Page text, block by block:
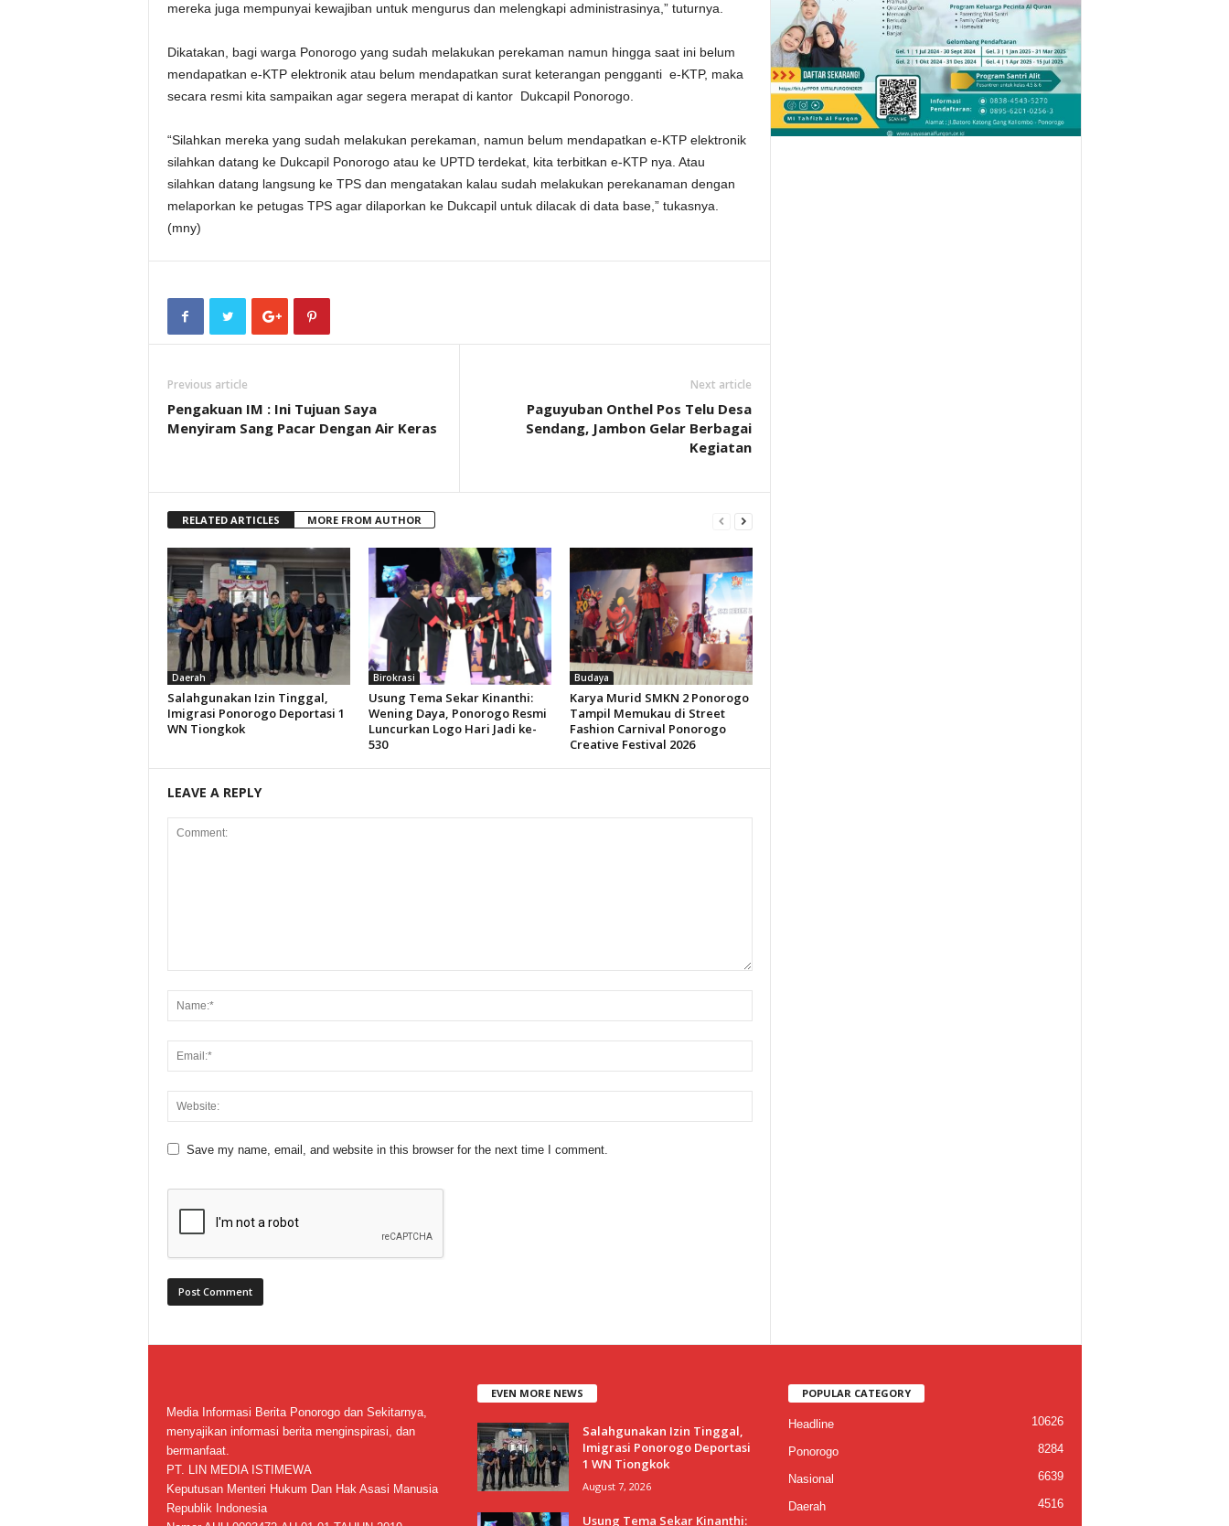
mereka juga mempunyai kewajiban untuk mengurus dan melengkapi administrasinya,” tuturnya.
Dikatakan, bagi warga Ponorogo yang sudah melakukan perekaman namun hingga saat ini belum
mendapatkan e-KTP elektronik atau belum mendapatkan surat keterangan pengganti e-KTP, maka
secara resmi kita sampaikan agar segera merapat di kantor Dukcapil Ponorogo.
“Silahkan mereka yang sudah melakukan perekaman, namun belum mendapatkan e-KTP elektronik
silahkan datang ke Dukcapil Ponorogo atau ke UPTD terdekat, kita terbitkan e-KTP nya. Atau
silahkan datang langsung ke TPS dan mengatakan kalau sudah melakukan perekanaman dengan
melaporkan ke petugas TPS agar dilaporkan ke Dukcapil untuk dilacak di data base,” tukasnya.
(mny)
Previous article
Pengakuan IM : Ini Tujuan Saya
Menyiram Sang Pacar Dengan Air Keras
Next article
Paguyuban Onthel Pos Telu Desa
Sendang, Jambon Gelar Berbagai
Kegiatan
RELATED ARTICLES MORE FROM AUTHOR
Daerah
Salahgunakan Izin Tinggal,
Imigrasi Ponorogo Deportasi 1
WN Tiongkok
Birokrasi
Usung Tema Sekar Kinanthi:
Wening Daya, Ponorogo Resmi
Luncurkan Logo Hari Jadi ke-
530
Budaya
Karya Murid SMKN 2 Ponorogo
Tampil Memukau di Street
Fashion Carnival Ponorogo
Creative Festival 2026
LEAVE A REPLY
Save my name, email, and website in this browser for the next time I comment.
Media Informasi Berita Ponorogo dan Sekitarnya,
menyajikan informasi berita menginspirasi, dan
bermanfaat.
PT. LIN MEDIA ISTIMEWA
Keputusan Menteri Hukum Dan Hak Asasi Manusia
Republik Indonesia
EVEN MORE NEWS
Salahgunakan Izin Tinggal,
Imigrasi Ponorogo Deportasi
1 WN Tiongkok
August 7, 2026
Usung Tema Sekar Kinanthi:
POPULAR CATEGORY
Headline 10626
Ponorogo 8284
Nasional 6639
Daerah
4516